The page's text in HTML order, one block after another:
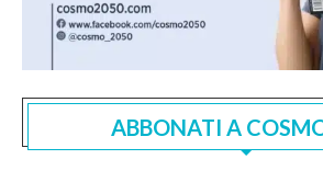
ABBONATI A